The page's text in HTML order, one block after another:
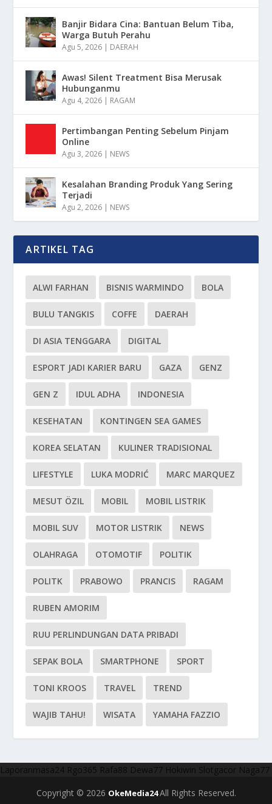
Banjir Bidara Cina: Bantuan Belum Tiba,
Warga Butuh Perahu
Agu 5, 2026 DAERAH
Awas! Silent Treatment Bisa Merusak
Hubunganmu
Agu 4, 2026 RAGAM
Pertimbangan Penting Sebelum Pinjam
Online
Agu 3, 2026 NEWS
Kesalahan Branding Produk Yang Sering
Terjadi
Agu 2, 2026 NEWS
ARTIKEL TAG
ALWI FARHAN BISNIS WARMINDO BOLA
BULU TANGKIS COFFE DAERAH
DI ASIA TENGGARA DIGITAL
ESPORT JADI KARIER BARU GAZA GENZ
GEN Z IDUL ADHA INDONESIA
KESEHATAN KONTINGEN SEA GAMES
KOREA SELATAN KULINER TRADISIONAL
LIFESTYLE LUKA MODRIĆ MARC MARQUEZ
MESUT ÖZIL MOBIL MOBIL LISTRIK
MOBIL SUV MOTOR LISTRIK NEWS
OLAHRAGA OTOMOTIF POLITIK
POLITK PRABOWO PRANCIS RAGAM
RUBEN AMORIM
RUU PERLINDUNGAN DATA PRIBADI
SEPAK BOLA SMARTPHONE SPORT
TONI KROOS TRAVEL TREND
WAJIB TAHU! WISATA YAMAHA FAZZIO
Laporanmasa24 Rgo365 Rafa88 Dewa77 Hokiwin Slotgacor Naga77
Copyright © 2026 OkeMedia24All Rights Reserved.